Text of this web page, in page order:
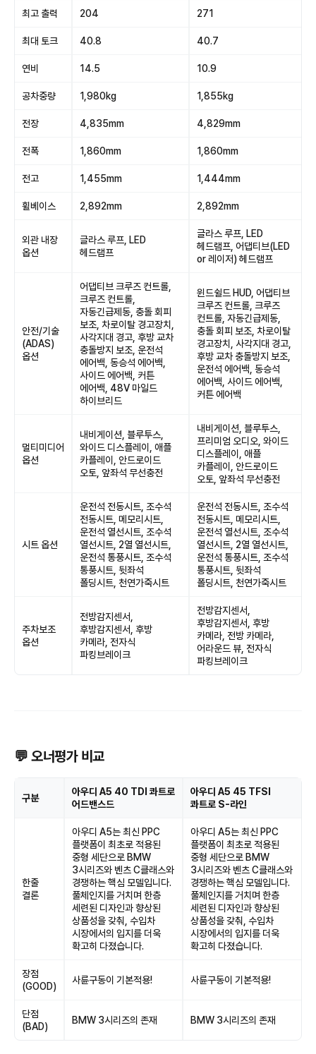
최고 출력 204 271
최대 토크 40.8 40.7
연비 14.5 10.9
공차중량 1,980kg 1,855kg
전장 4,835mm 4,829mm
전폭 1,860mm 1,860mm
전고 1,455mm 1,444mm
휠베이스 2,892mm 2,892mm
외관 내장
옵션
글라스 루프, LED
헤드램프
글라스 루프, LED
헤드램프, 어댑티브(LED
or 레이저) 헤드램프
안전/기술
(ADAS)
옵션
어댑티브 크루즈 컨트롤,
크루즈 컨트롤,
자동긴급제동, 충돌 회피
보조, 차로이탈 경고장치,
사각지대 경고, 후방 교차
충돌방지 보조, 운전석
에어백, 동승석 에어백,
사이드 에어백, 커튼
에어백, 48V 마일드
하이브리드
윈드쉴드 HUD, 어댑티브
크루즈 컨트롤, 크루즈
컨트롤, 자동긴급제동,
충돌 회피 보조, 차로이탈
경고장치, 사각지대 경고,
후방 교차 충돌방지 보조,
운전석 에어백, 동승석
에어백, 사이드 에어백,
커튼 에어백
멀티미디어
옵션
내비게이션, 블루투스,
와이드 디스플레이, 애플
카플레이, 안드로이드
오토, 앞좌석 무선충전
내비게이션, 블루투스,
프리미엄 오디오, 와이드
디스플레이, 애플
카플레이, 안드로이드
오토, 앞좌석 무선충전
시트 옵션
운전석 전동시트, 조수석
전동시트, 메모리시트,
운전석 열선시트, 조수석
열선시트, 2열 열선시트,
운전석 통풍시트, 조수석
통풍시트, 뒷좌석
폴딩시트, 천연가죽시트
운전석 전동시트, 조수석
전동시트, 메모리시트,
운전석 열선시트, 조수석
열선시트, 2열 열선시트,
운전석 통풍시트, 조수석
통풍시트, 뒷좌석
폴딩시트, 천연가죽시트
주차보조
옵션
전방감지센서,
후방감지센서, 후방
카메라, 전자식
파킹브레이크
전방감지센서,
후방감지센서, 후방
카메라, 전방 카메라,
어라운드 뷰, 전자식
파킹브레이크
💬 오너평가 비교
구분
아우디 A5 40 TDI 콰트로
어드밴스드
아우디 A5 45 TFSI
콰트로 S-라인
한줄
결론
아우디 A5는 최신 PPC
플랫폼이 최초로 적용된
중형 세단으로 BMW
3시리즈와 벤츠 C클래스와
경쟁하는 핵심 모델입니다.
풀체인지를 거치며 한층
세련된 디자인과 향상된
상품성을 갖춰, 수입차
시장에서의 입지를 더욱
확고히 다졌습니다.
아우디 A5는 최신 PPC
플랫폼이 최초로 적용된
중형 세단으로 BMW
3시리즈와 벤츠 C클래스와
경쟁하는 핵심 모델입니다.
풀체인지를 거치며 한층
세련된 디자인과 향상된
상품성을 갖춰, 수입차
시장에서의 입지를 더욱
확고히 다졌습니다.
장점
(GOOD)
사륜구동이 기본적용! 사륜구동이 기본적용!
단점
(BAD)
BMW 3시리즈의 존재 BMW 3시리즈의 존재